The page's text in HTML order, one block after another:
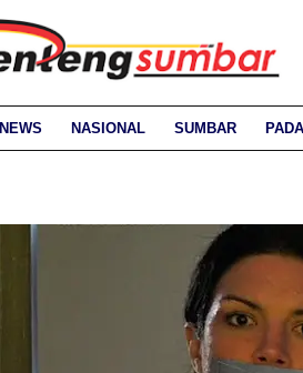
NEWS NASIONAL SUMBAR